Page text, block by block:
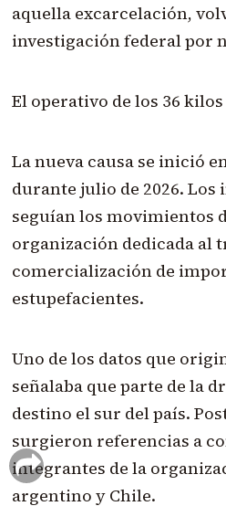
aquella excarcelación,
investigación federal por
El operativo de los 36 kilos
La nueva causa se inició
durante julio de 2026. Los
seguían los movimientos
organización dedicada al
comercialización de
estupefacientes.
Uno de los datos que
señalaba que parte de la
destino el sur del país.
surgieron referencias a
integrantes de la
argentino y Chile.